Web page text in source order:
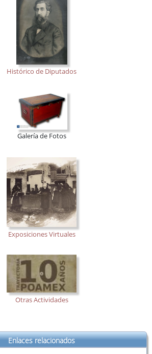
Histórico de Diputados
Galería de Fotos
Exposiciones Virtuales
Otras Actividades
Enlaces relacionados